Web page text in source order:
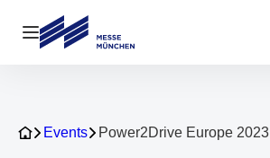
Navigation öffnen
Events Power2Drive Europe 2023